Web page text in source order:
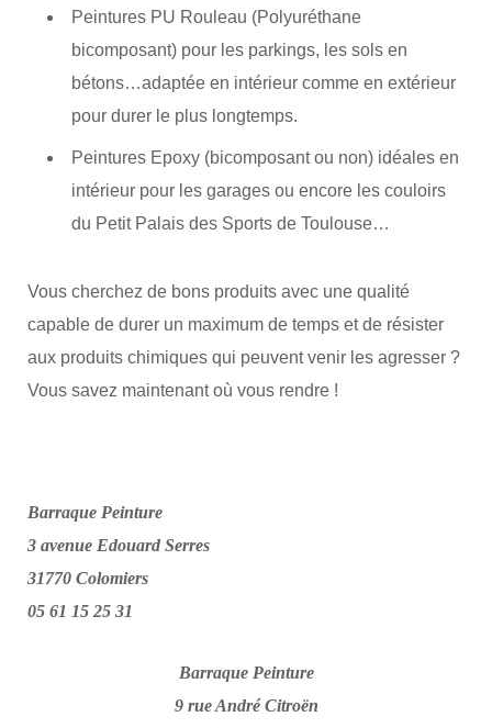
Peintures PU Rouleau (Polyuréthane
bicomposant) pour les parkings, les sols en
bétons…adaptée en intérieur comme en extérieur
pour durer le plus longtemps.
Peintures Epoxy (bicomposant ou non) idéales en
intérieur pour les garages ou encore les couloirs
du Petit Palais des Sports de Toulouse…
Vous cherchez de bons produits avec une qualité
capable de durer un maximum de temps et de résister
aux produits chimiques qui peuvent venir les agresser ?
Vous savez maintenant où vous rendre !
Barraque Peinture
3 avenue Edouard Serres
31770 Colomiers
05 61 15 25 31
Barraque Peinture
9 rue André Citroën